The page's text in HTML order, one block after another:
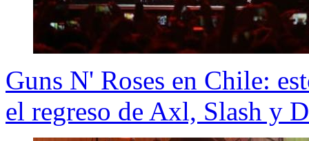
Guns N' Roses en Chile:
el regreso de Axl, Slash y